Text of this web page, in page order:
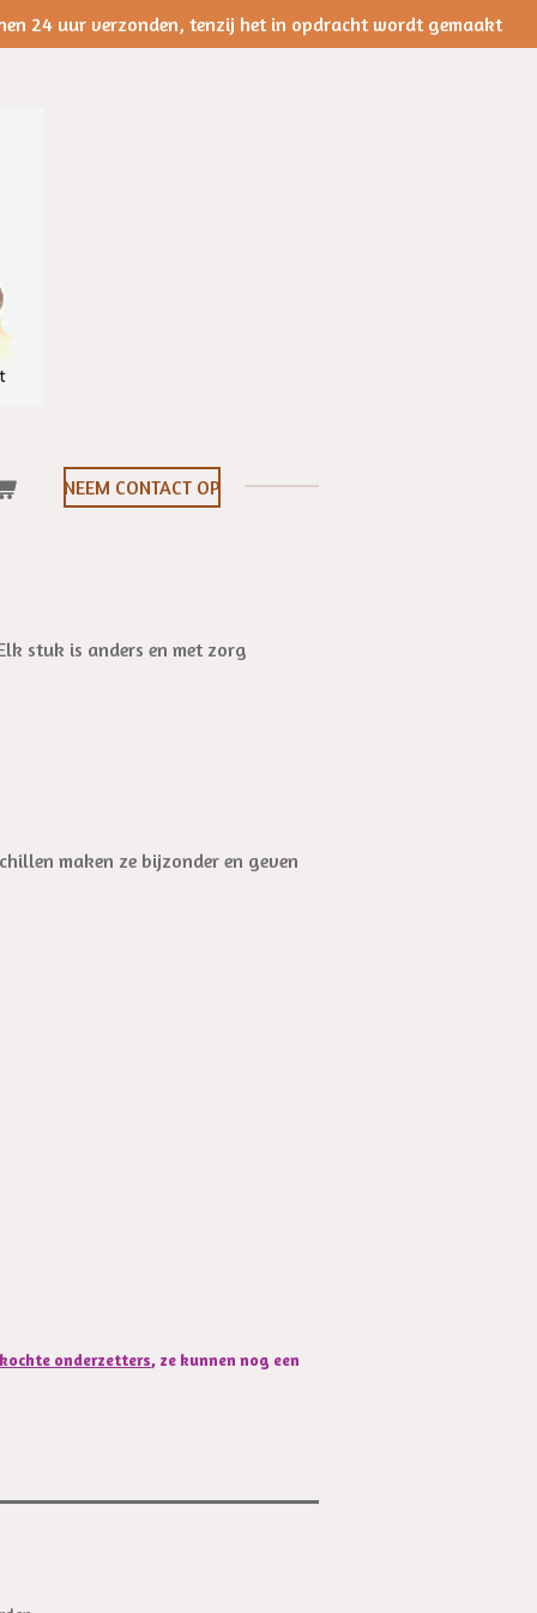
24 uur verzonden, tenzij het in opdracht wordt gemaakt
NEEM CONTACT OP
stuk is anders en met zorg
maken ze bijzonder en geven
onderzetters, ze kunnen nog een